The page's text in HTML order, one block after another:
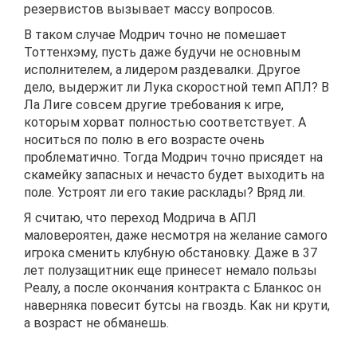
резервистов вызывает массу вопросов.
В таком случае Модрич точно не помешает
Тоттенхэму, пусть даже будучи не основным
исполнителем, а лидером раздевалки. Другое
дело, выдержит ли Лука скоростной темп АПЛ? В
Ла Лиге совсем другие требования к игре,
которым хорват полностью соответствует. А
носиться по полю в его возрасте очень
проблематично. Тогда Модрич точно присядет на
скамейку запасных и нечасто будет выходить на
поле. Устроят ли его такие расклады? Вряд ли.
Я считаю, что переход Модрича в АПЛ
маловероятен, даже несмотря на желание самого
игрока сменить клубную обстановку. Даже в 37
лет полузащитник еще принесет немало пользы
Реалу, а после окончания контракта с Бланкос он
наверняка повесит бутсы на гвоздь. Как ни крути,
а возраст не обманешь.